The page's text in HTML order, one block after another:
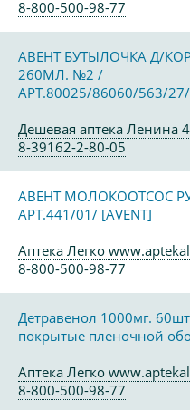
8-800-500-98-77
АВЕНТ БУТЫЛОЧКА Д/
260МЛ. №2 /
АРТ.80025/86060/563/27/
Дешевая аптека Ленина
8-39162-2-80-05
АВЕНТ МОЛОКООТСОС
АРТ.441/01/ [AVENT]
Аптека Легко
8-800-500-98-77
Детравенол 1000мг.
покрытые пленочной
Аптека Легко
8-800-500-98-77